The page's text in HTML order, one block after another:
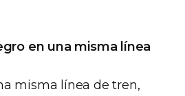
en una misma línea
misma línea de tren,